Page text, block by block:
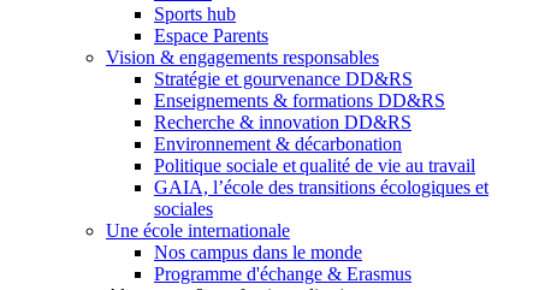
Sports hub
Espace Parents
Vision & engagements responsables
Stratégie et gourvenance DD&RS
Enseignements & formations DD&RS
Recherche & innovation DD&RS
Environnement & décarbonation
Politique sociale et qualité de vie au travail
GAIA, l’école des transitions écologiques et
sociales
Une école internationale
Nos campus dans le monde
Programme d'échange & Erasmus